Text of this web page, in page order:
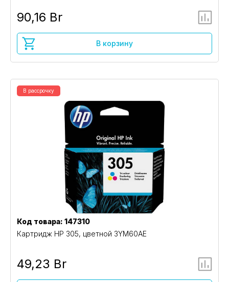
90,16 Br
В корзину
В рассрочку
Код товара: 147310
Картридж HP 305, цветной 3YM60AE
49,23 Br